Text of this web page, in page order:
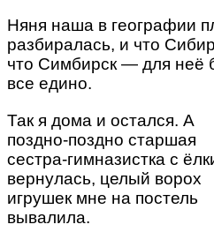
Няня наша в географии
разбиралась, и что
что Симбирск — для неё
все едино.
Так я дома и остался. А
поздно-поздно старшая
сестра-гимназистка с
вернулась, целый ворох
игрушек мне на постель
вывалила.